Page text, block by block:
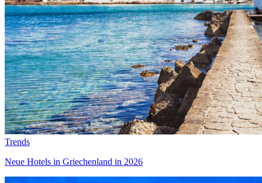
Trends
Neue Hotels in Griechenland in 2026